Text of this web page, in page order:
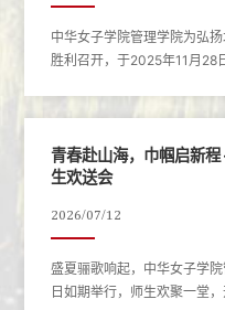
中华女子学院管理学院为弘
胜利召开，于2025年11月28
青春赴山海，巾帼启新
生欢送会
2026/07/12
盛夏骊歌响起，中华女子学
日如期举行，师生欢聚一堂